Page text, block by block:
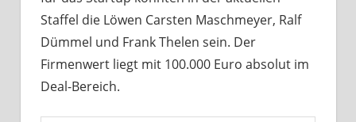
Staffel die Löwen Carsten Maschmeyer, Ralf
Dümmel und Frank Thelen sein. Der
Firmenwert liegt mit 100.000 Euro absolut im
Deal-Bereich.